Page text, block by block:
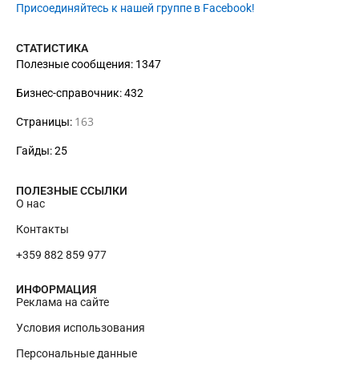
Присоединяйтесь к нашей группе в Facebook!
СТАТИСТИКА
Полезные сообщения: 1347
Бизнес-справочник: 432
Страницы: 163
Гайды: 25
ПОЛЕЗНЫЕ ССЫЛКИ
О нас
Контакты
+359 882 859 977
ИНФОРМАЦИЯ
Реклама на сайте
Условия использования
Персональные данные